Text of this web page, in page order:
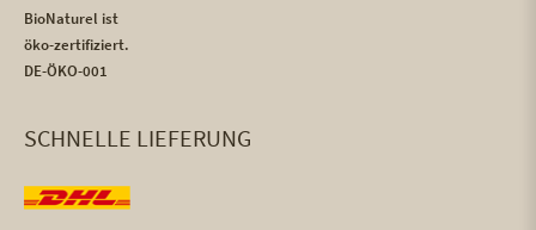
BioNaturel ist
öko-zertifiziert.
DE-ÖKO-001
SCHNELLE LIEFERUNG